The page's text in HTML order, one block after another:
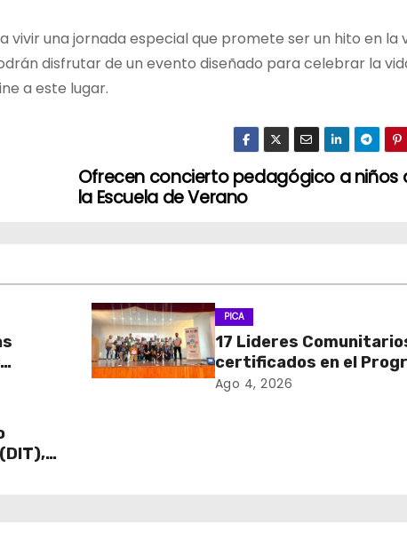
vivir una jornada especial que promete ser un hito en la
disfrutar de un evento diseñado para celebrar la
a este lugar.
Ofrecen concierto pedagógico a niños
la Escuela de Verano
PICA
17 Lideres
certificados en el
MÁS AMA
Ago 4, 2026